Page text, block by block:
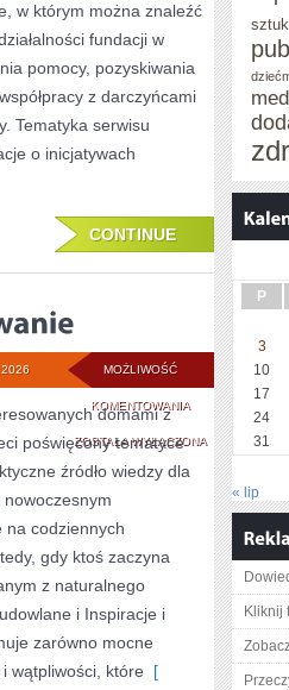
w którym można znaleźć
fundacji w
pomocy, pozyskiwania
z darczyńcami
Tematyka serwisu
o inicjatywach
CONTINUE
MOŻLIWOŚĆ
KOMENTOWANIAKOSZTY
I
FINANSOWANIE
ZOSTAŁA WYŁĄCZONA
domami z
poświęcony tematyce
źródło wiedzy dla
na codziennych
gdy ktoś zaczyna
z naturalnego
i Inspiracje i
zarówno mocne
wątpliwości, które [
P
3
10
17
24
31
« lip
Kliknij